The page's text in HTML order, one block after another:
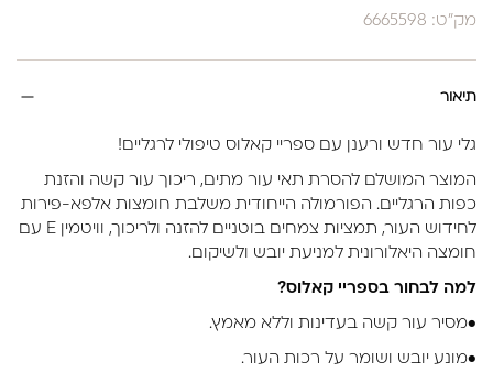
מק"ט: 6665598
תיאור
גלי עור חדש ורענן עם ספריי קאלוס טיפולי לרגליים!
המוצר המושלם להסרת תאי עור מתים, ריכוך עור קשה והזנת
כפות הרגליים. הפורמולה הייחודית משלבת חומצות אלפא-פירות
לחידוש העור, תמציות צמחים בוטניים להזנה ולריכוך, וויטמין E עם
חומצה היאלורונית למניעת יובש ולשיקום.
למה לבחור בספריי קאלוס?
•מסיר עור קשה בעדינות וללא מאמץ.
•מונע יובש ושומר על רכות העור.